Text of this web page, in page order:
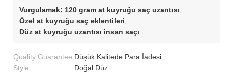
Vurgulamak: 120 gram at kuyruğu saç uzantısı
Özel at kuyruğu saç eklentileri
Düz at kuyruğu uzantısı insan saçı
Quality Guarantee:Düşük Kalitede Para İadesi
Style:
Doğal Düz